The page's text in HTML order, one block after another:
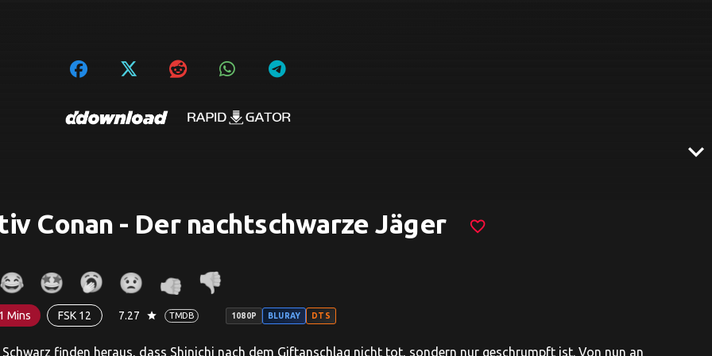
expand_more
Conan - Der nachtschwarze Jäger favorite_border
Mins FSK 12 7.27 star TMDB 1080P BLURAY DTS
Schwarz finden heraus, dass Shinichi nach dem Giftanschlag nicht tot, sondern nur geschrumpft ist. Von nun an